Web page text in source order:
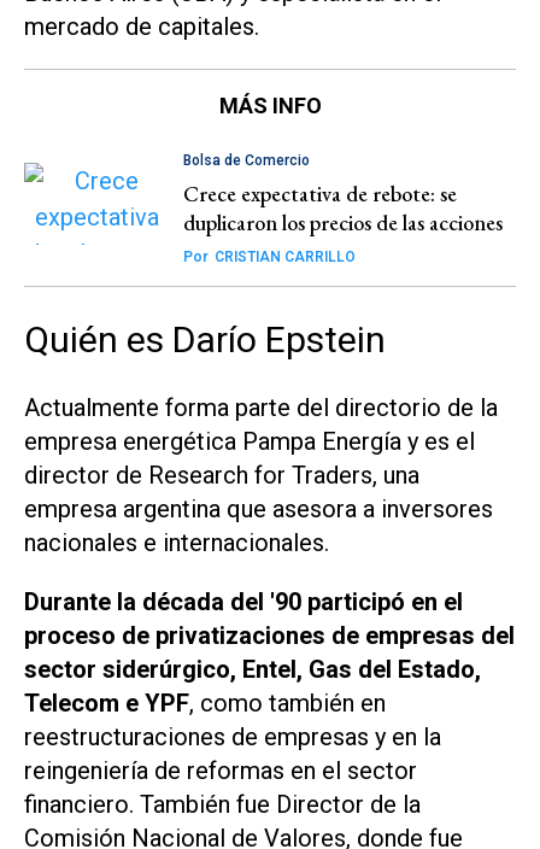
mercado de capitales.
MÁS INFO
Bolsa de Comercio
Crece expectativa de rebote: se
duplicaron los precios de las acciones
Por CRISTIAN CARRILLO
Quién es Darío Epstein
Actualmente forma parte del directorio de la
empresa energética Pampa Energía y es el
director de Research for Traders, una
empresa argentina que asesora a inversores
nacionales e internacionales.
Durante la década del '90 participó en el
proceso de privatizaciones de empresas del
sector siderúrgico, Entel, Gas del Estado,
Telecom e YPF, como también en
reestructuraciones de empresas y en la
reingeniería de reformas en el sector
financiero. También fue Director de la
Comisión Nacional de Valores, donde fue